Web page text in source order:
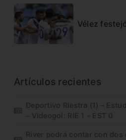
Vélez
Artículos recientes
Deportivo Riestra (1) –
– Videogol: RIE 1 – EST 0
River podrá contar con